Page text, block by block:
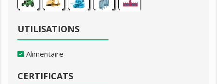
UTILISATIONS
Alimentaire
CERTIFICATS